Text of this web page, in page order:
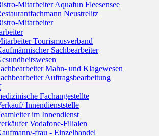
Mitarbeiter Aquafun Fleesensee
Neustrelitz
Mitarbeiter
Tourismusverband
Sachbearbeiter
Mahn- und Klagewesen
Auftragsbearbeitung
Fachangestellte
Innendienststelle
im Innendienst
Vodafone-Filialen
frau - Einzelhandel